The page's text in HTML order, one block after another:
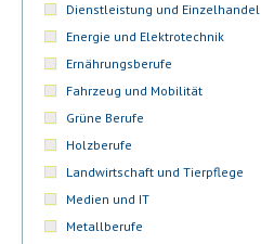
Dienstleistung und Einzelhandel
Energie und Elektrotechnik
Ernährungsberufe
Fahrzeug und Mobilität
Grüne Berufe
Holzberufe
Landwirtschaft und Tierpflege
Medien und IT
Metallberufe